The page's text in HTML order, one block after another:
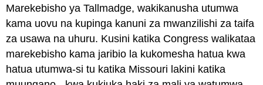
Marekebisho ya Tallmadge, wakikanusha utumwa
kama uovu na kupinga kanuni za mwanzilishi za taifa
za usawa na uhuru. Kusini katika Congress walikataa
marekebisho kama jaribio la kukomesha hatua kwa
hatua utumwa-si tu katika Missouri lakini katika